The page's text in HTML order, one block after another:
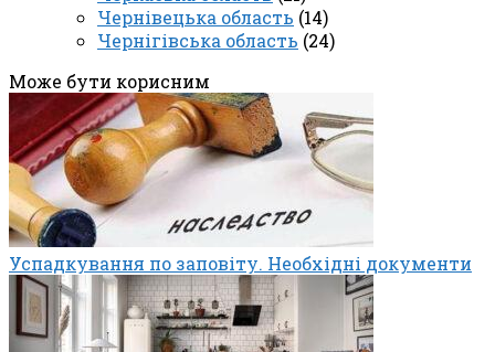
Чернівецька область (14)
Чернігівська область (24)
Може бути корисним
Успадкування по заповіту. Необхідні документи